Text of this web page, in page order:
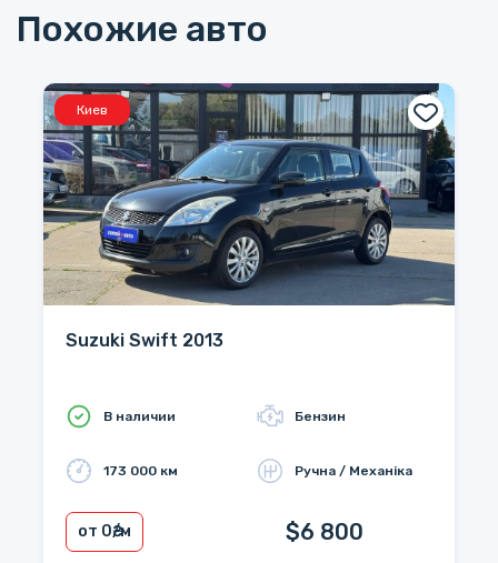
Похожие авто
Киев
Suzuki Swift 2013
В наличии Бензин
173 000 км Ручна / Механіка
от 0₴/м $6 800